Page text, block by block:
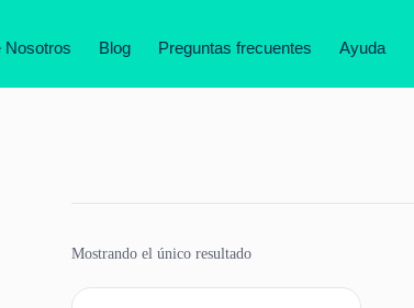
Nosotros Blog Preguntas frecuentes Ayuda
Mostrando el único resultado